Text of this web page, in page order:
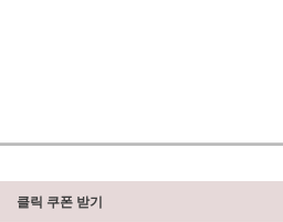
클릭 쿠폰 받기